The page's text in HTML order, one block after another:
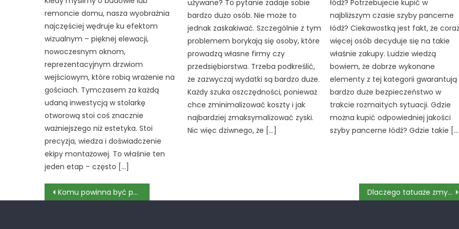
remoncie domu, nasza wyobraźnia
najczęściej wędruje ku efektom
wizualnym – pięknej elewacji,
nowoczesnym oknom,
reprezentacyjnym drzwiom
wejściowym, które robią wrażenie na
gościach. Tymczasem za każdą
udaną inwestycją w stolarkę
otworową stoi coś znacznie
ważniejszego niż estetyka. Stoi
precyzja, wiedza i doświadczenie
ekipy montażowej. To właśnie ten
jeden etap – często […]
używane? To pytanie zadaje sobie
bardzo dużo osób. Nie może to
jednak zaskakiwać. Szczególnie z tym
problemem borykają się osoby, które
prowadzą własne firmy czy
przedsiębiorstwa. Trzeba podkreślić,
że zazwyczaj wydatki są bardzo duże.
Każdy szuka oszczędności, ponieważ
chce zminimalizować koszty i jak
najbardziej zmaksymalizować zyski.
Nic więc dziwnego, że […]
łódź? Potrzebujecie kupić w
najbliższym czasie szyby pancerne
łódź? Ciekawostką jest fakt, że
więcej osób decyduje się na takie
właśnie zakupy. Ludzie wiedzą
bowiem, że dobrze wykonane
elementy z tej kategorii gwarantują
bardzo duże bezpieczeństwo w
trakcie rozmaitych sytuacji. Gdzie
można kupić odpowiedniej jakości
szyby pancerne łódź? Gdzie takie
Nawigacja
Komu powinna być powierzona budowa domków letniskowych? Dlaczego tatuaże zmywalne są takie popularne?